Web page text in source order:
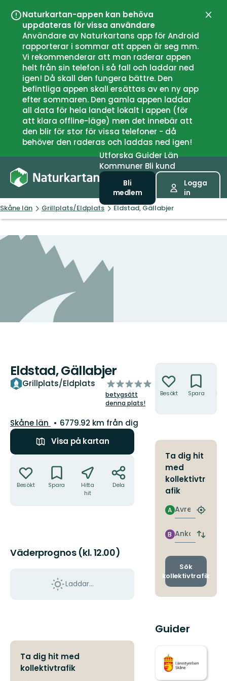
Naturkartan-appen kan behöva
uppdateras för vissa användare
Användare av Naturkartans app för Android
rapporterar i sommar att appen är seg mm.
Vi rekommenderar att man raderar appen
helt från sin telefon i så fall och laddar ned
igen! Då skall den fungera bättre. Den
befintliga appen skall ersättas av en ny app
efter sommaren. Den gamla appen laddar
all data för hela landet lokalt i appen (för
att klara offline-läge) men det innebär att
den blir för stor för vissa telefoner - då
behöver den raderas och laddas ned igen!
UtforskaGuiderLän
Kommuner Bli kund
Bli
medlem
Logga
in
Skåne län Grillplats/Eldplats Eldstad, Gällabjer
Eldstad, Gällabjer
Grillplats/Eldplats
av
5
stjärnor
betygsätt
denna plats!
Län:
Skåne län
6779.92 km från dig
Visa på kartan
Besökt Spara
Hitta
hit
Dela
Väderprognos (kl. 12.00)
Laddar...
Ta dig hit med
kollektivtrafik
Besökt Spara
Ta dig hit
med
kollektivtr
afik
Avresa
A
Hitta
Ankomst
B
Byt
och
Sök
kollektivtrafik
Guider